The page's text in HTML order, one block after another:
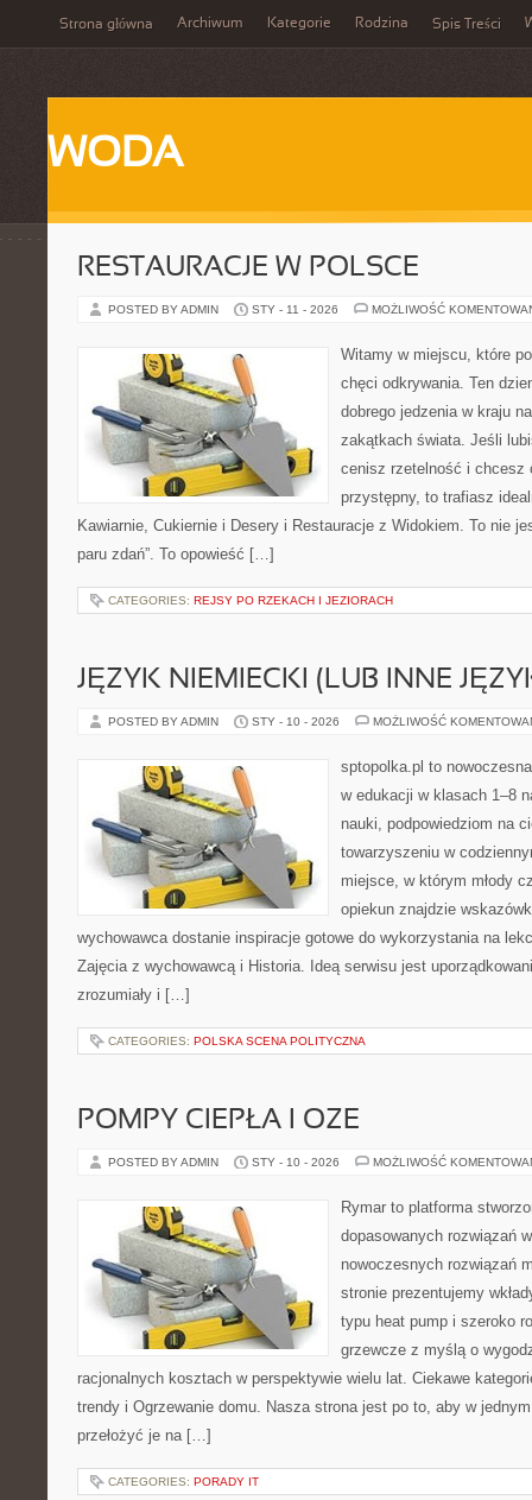
Strona główna Archiwum Kategorie Rodzina Spis Treści
WODA
RESTAURACJE W POLSCE
POSTED BY ADMIN STY - 11 - 2026 MOŻLIWOŚĆ
Witamy w miejscu, które
chęci odkrywania. Ten
dobrego jedzenia w kraju
zakątkach świata. Jeśli
cenisz rzetelność i chcesz
przystępny, to trafiasz
Kawiarnie, Cukiernie i Desery i Restauracje z Widokiem. To nie
paru zdań”. To opowieść […]
CATEGORIES: REJSY PO RZEKACH I JEZIORACH
JĘZYK NIEMIECKI (LUB INNE
POSTED BY ADMIN STY - 10 - 2026 MOŻLIWOŚĆ
sptopolka.pl to
w edukacji w klasach 1–8
nauki, podpowiedziom na
towarzyszeniu w
miejsce, w którym młody
opiekun znajdzie
wychowawca dostanie inspiracje gotowe do wykorzystania na
Zajęcia z wychowawcą i Historia. Ideą serwisu jest
zrozumiały i […]
CATEGORIES: POLSKA SCENA POLITYCZNA
POMPY CIEPŁA I OZE
POSTED BY ADMIN STY - 10 - 2026 MOŻLIWOŚĆ
Rymar to platforma
dopasowanych rozwiązań
nowoczesnych rozwiązań
stronie prezentujemy
typu heat pump i szeroko
grzewcze z myślą o
racjonalnych kosztach w perspektywie wielu lat. Ciekawe
trendy i Ogrzewanie domu. Nasza strona jest po to, aby w
przełożyć je na […]
CATEGORIES: PORADY IT